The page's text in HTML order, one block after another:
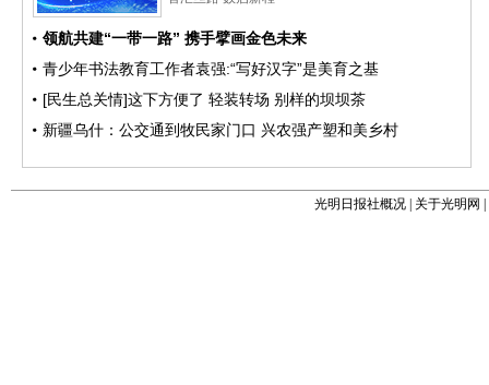
光明日报社概况 关于光明网